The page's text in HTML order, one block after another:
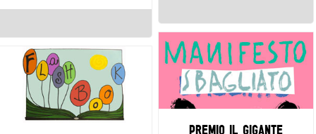
PREMIO IL GIGANTE